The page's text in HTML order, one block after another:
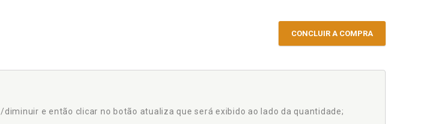
CONCLUIR A COMPRA
e então clicar no botão atualiza que será exibido ao lado da quantidade;